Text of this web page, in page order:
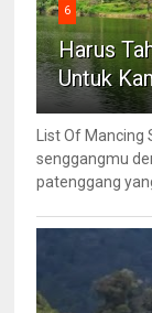
6
Harus
Untuk
List Of
senggangmu
patenggang